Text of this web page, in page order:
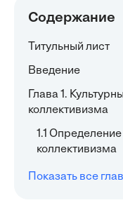
Содержание
Титульный лист
Введение
Глава 1.
коллективизма
1.1
коллективизма
Показать все